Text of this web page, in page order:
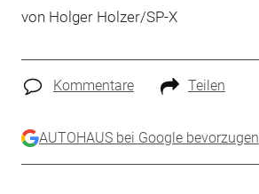
von Holger Holzer/SP-X
Kommentare Teilen
AUTOHAUS bei Google bevorzugen